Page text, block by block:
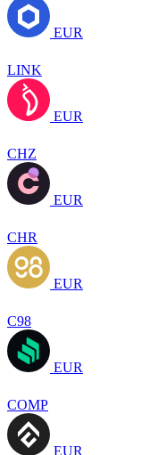
EUR
LINK
EUR
CHZ
EUR
CHR
EUR
C98
EUR
COMP
EUR